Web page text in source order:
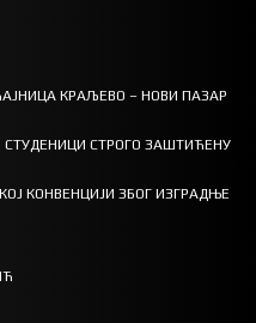
КРАЉЕВО – НОВИ ПАЗАР
СТРОГО ЗАШТИЋЕНУ
КОНВЕНЦИЈИ ЗБОГ ИЗГРАДЊЕ